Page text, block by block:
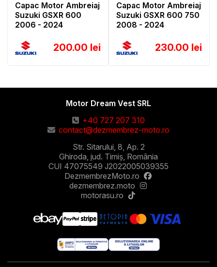
Capac Motor Ambreiaj
Suzuki GSXR 600
2006 - 2024
200.00 lei
Capac Motor Ambreiaj
Suzuki GSXR 600 750
2008 - 2024
230.00 lei
Motor Dream Vest SRL
+40 727 207 310
contact@dezmembrez-moto.ro
Str. Sitarului, 8, Ap. 2
Ghiroda, jud. Timiș, România
CUI 47075549 J2022005039355
DezmembrezMoto.ro
dezmembrez.moto
motorasu.ro